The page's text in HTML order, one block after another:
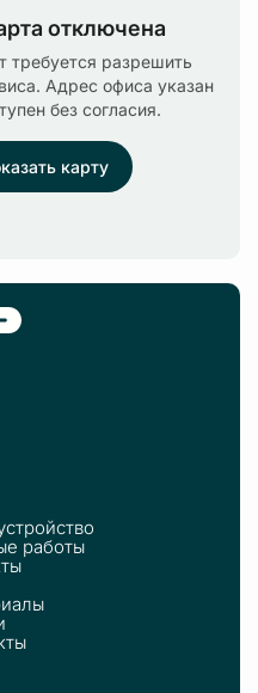
отключена
требуется разрешить
Адрес офиса указан
без согласия.
карту
работы